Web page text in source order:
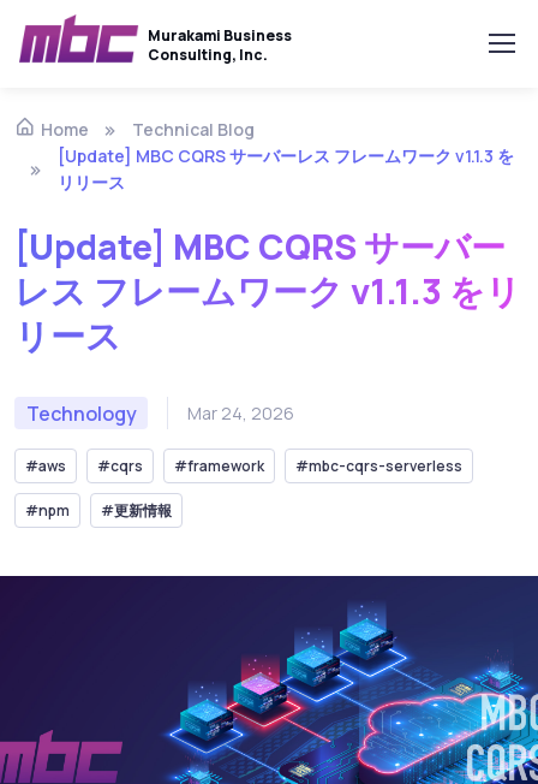
Murakami Business
Consulting, Inc.
Home
Technical Blog
[Update] MBC CQRS サーバーレス フレームワーク v1.1.3 を
リリース
[Update] MBC CQRS サーバー
レス フレームワーク v1.1.3 をリ
リース
Technology Mar 24, 2026
#aws #cqrs #framework #mbc-cqrs-serverless
#npm #更新情報